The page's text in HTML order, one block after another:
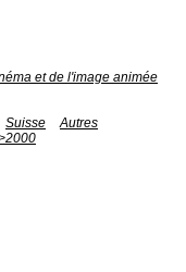
et de l'image animée
Suisse
Autres